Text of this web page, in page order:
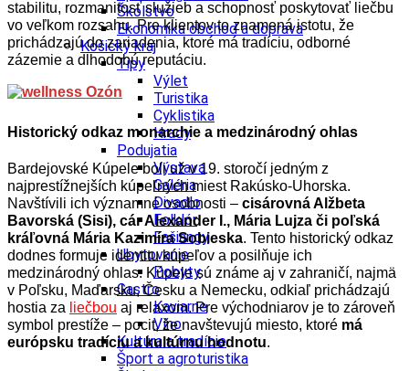
Školstvo
Ekonomika obchod a doprava
Košický kraj
Tipy
Výlet
Turistika
Cyklistika
Hrady
Podujatia
Výstava
Galéria
Divadlo
Folklór
Fašiangy
Ubytovanie
Pobyty
Gastro
Kaviarne
Víno
Kultúra a tradície
Šport a agroturistika
stabilitu, rozmanitosť služieb a schopnosť poskytovať liečbu
vo veľkom rozsahu. Pre klientov to znamená istotu, že
prichádzajú do zariadenia, ktoré má tradíciu, odborné
zázemie a dlhodobú reputáciu.
Historický odkaz monarchie a medzinárodný ohlas
Bardejovské Kúpele boli už v 19. storočí jedným z
najprestížnejších kúpeľných miest Rakúsko-Uhorska.
Navštívili ich významné osobnosti – cisárovná Alžbeta
Bavorská (Sisi), cár Alexander I., Mária Lujza či poľská
kráľovná Mária Kazimíra Sobieska. Tento historický odkaz
dodnes formuje identitu kúpeľov a posilňuje ich
medzinárodný ohlas. Kúpele sú známe aj v zahraničí, najmä
v Poľsku, Maďarsku, Česku a Nemecku, odkiaľ prichádzajú
hostia za liečbou aj relaxom. Pre východniarov je to zároveň
symbol prestíže – pocit, že navštevujú miesto, ktoré má
európsku tradíciu a kultúrnu hodnotu.